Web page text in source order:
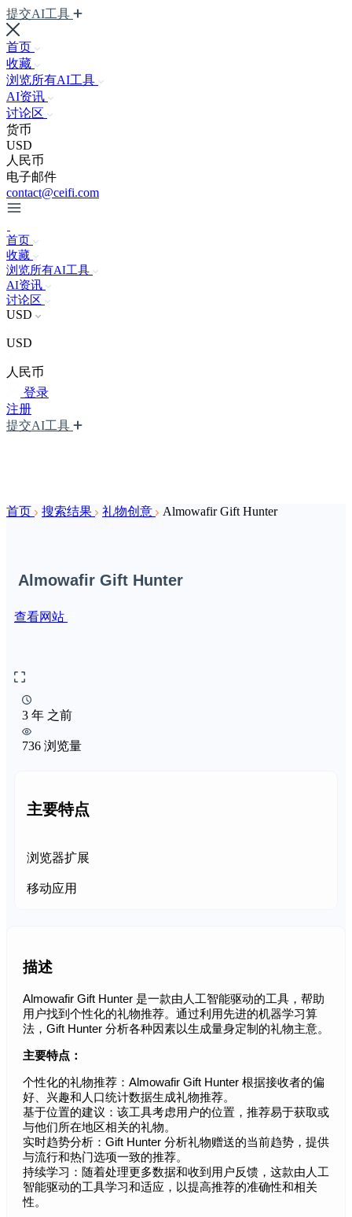
提交AI工具
首页
收藏
浏览所有AI工具
AI资讯
讨论区
货币
USD
人民币
电子邮件
contact@ceifi.com
首页
收藏
浏览所有AI工具
AI资讯
讨论区
USD
USD
人民币
登录
注册
提交AI工具
首页 搜索结果 礼物创意 Almowafir Gift Hunter
Almowafir Gift Hunter
查看网站
3 年 之前
736 浏览量
主要特点
浏览器扩展
移动应用
描述
Almowafir Gift Hunter 是一款由人工智能驱动的工具，帮助
用户找到个性化的礼物推荐。通过利用先进的机器学习算
法，Gift Hunter 分析各种因素以生成量身定制的礼物主意。
主要特点：
个性化的礼物推荐：Almowafir Gift Hunter 根据接收者的偏
好、兴趣和人口统计数据生成礼物推荐。
基于位置的建议：该工具考虑用户的位置，推荐易于获取或
与他们所在地区相关的礼物。
实时趋势分析：Gift Hunter 分析礼物赠送的当前趋势，提供
与流行和热门选项一致的推荐。
持续学习：随着处理更多数据和收到用户反馈，这款由人工
智能驱动的工具学习和适应，以提高推荐的准确性和相关
性。